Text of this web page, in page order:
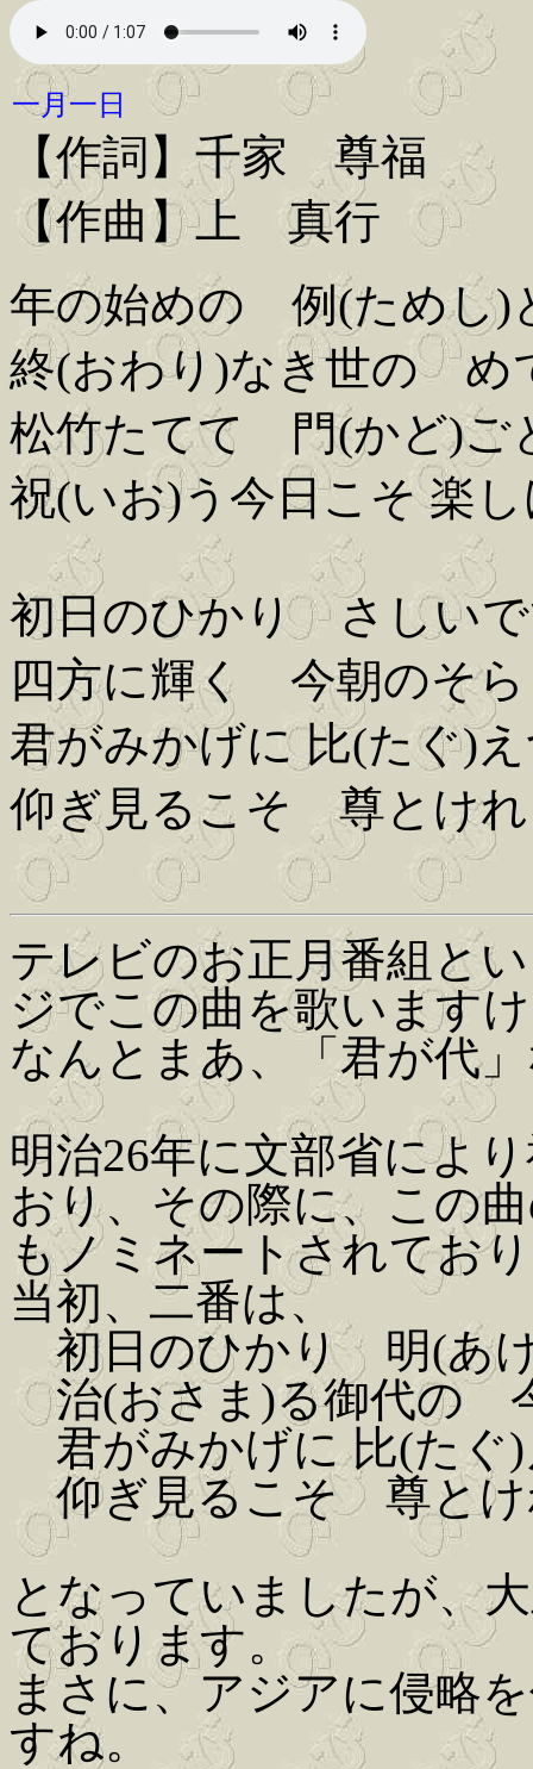
一月一日
【作詞】千家 尊福
【作曲】上 真行
年の始めの 例(ためし)
終(おわり)なき世の め
松竹たてて 門(かど)ご
祝(いお)う今日こそ 楽
初日のひかり さしい
四方に輝く 今朝のそら
君がみかげに 比(たぐ)
仰ぎ見るこそ 尊とけれ
テレビのお正月番組と
ジでこの曲を歌います
なんとまあ、「君が代
明治26年に文部省によ
おり、その際に、この
もノミネートされてお
当初、二番は、
初日のひかり 明(あ
治(おさま)る御代の
君がみかげに 比(たぐ
仰ぎ見るこそ 尊とけ
となっていましたが、
ております。
まさに、アジアに侵略
すね。